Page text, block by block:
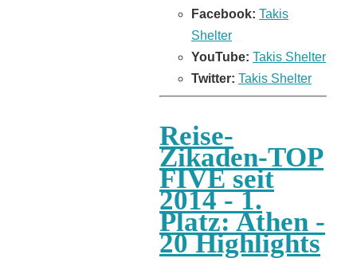
Facebook: Takis
Shelter
YouTube: Takis Shelter
Twitter: Takis Shelter
Reise-
Zikaden-TOP
FIVE seit
2014 - 1.
Platz: Athen -
20 Highlights